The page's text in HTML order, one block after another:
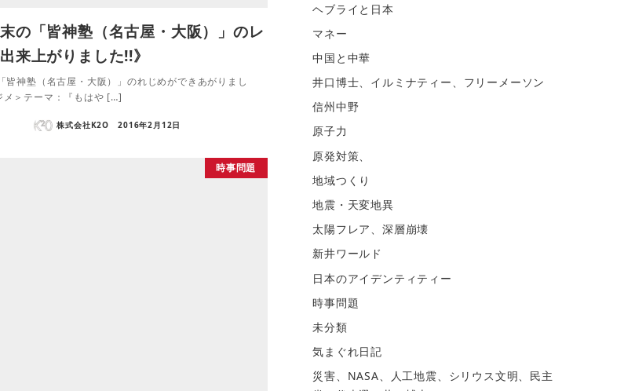
末の「皆神塾（名古屋・大阪）」のレ
来上がりました!!》
皆神塾（名古屋・大阪）」のれじめができあがりまし
メ＞テーマ：『もはや […]
株式会社K2O 2016年2月12日
時事問題
ヘブライと日本
マネー
中国と中華
井口博士、イルミナティー、フリーメーソン
信州中野
原子力
原発対策、
地域つくり
地震・天変地異
太陽フレア、深層崩壊
新井ワールド
日本のアイデンティティー
時事問題
未分類
気まぐれ日記
災害、NASA、人工地震、シリウス文明、民主